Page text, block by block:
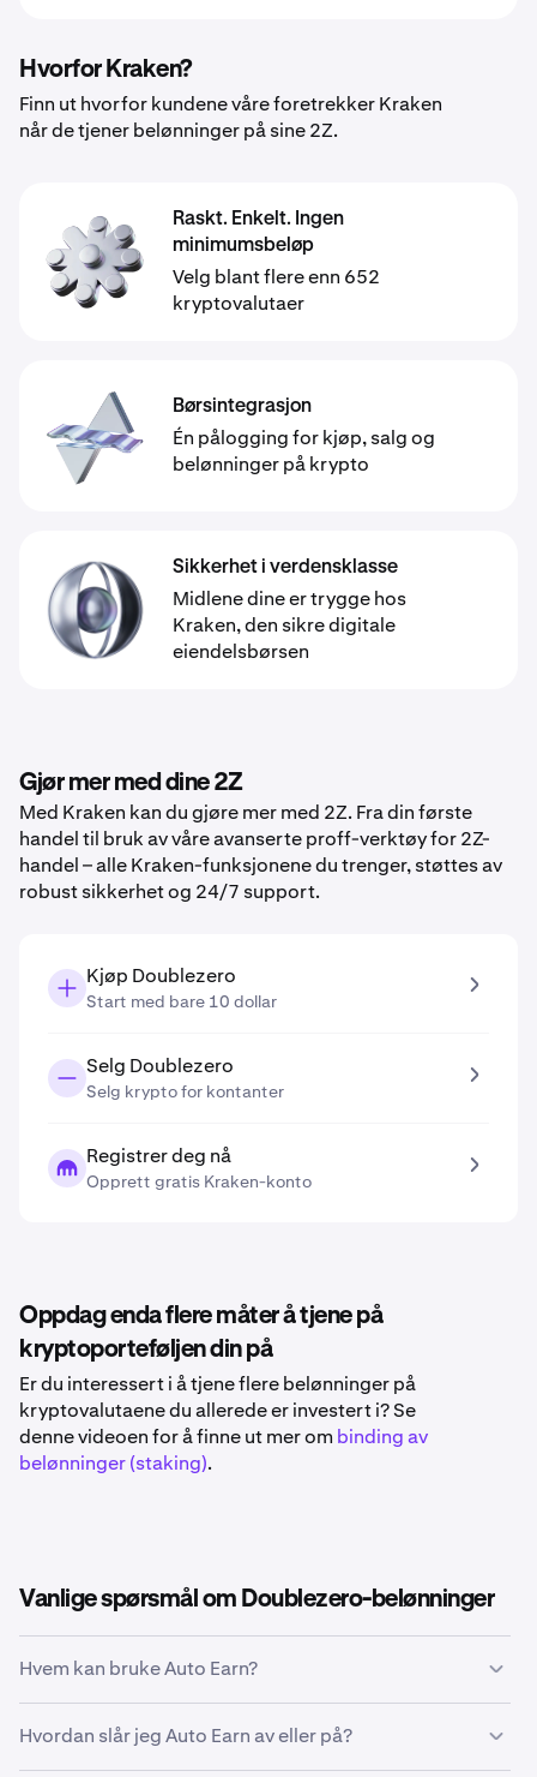
Hvorfor Kraken?
Finn ut hvorfor kundene våre foretrekker Kraken
når de tjener belønninger på sine 2Z.
Raskt. Enkelt. Ingen
minimumsbeløp
Velg blant flere enn 652
kryptovalutaer
Børsintegrasjon
Én pålogging for kjøp, salg og
belønninger på krypto
Sikkerhet i verdensklasse
Midlene dine er trygge hos
Kraken, den sikre digitale
eiendelsbørsen
Gjør mer med dine 2Z
Med Kraken kan du gjøre mer med 2Z. Fra din første
handel til bruk av våre avanserte proff-verktøy for 2Z-
handel – alle Kraken-funksjonene du trenger, støttes av
robust sikkerhet og 24/7 support.
Kjøp Doublezero
Start med bare 10 dollar
Selg Doublezero
Selg krypto for kontanter
Registrer deg nå
Opprett gratis Kraken-konto
Oppdag enda flere måter å tjene på
kryptoporteføljen din på
Er du interessert i å tjene flere belønninger på
kryptovalutaene du allerede er investert i? Se
denne videoen for å finne ut mer om binding av
belønninger (staking).
Vanlige spørsmål om Doublezero-belønninger
Hvem kan bruke Auto Earn?
støttes, og du eier kvalifiserte eiendeler, kan du begynne
å bruke Auto Earn. Inntjeningene dine begynner å vokse i
Hvordan slår jeg Auto Earn av eller på?